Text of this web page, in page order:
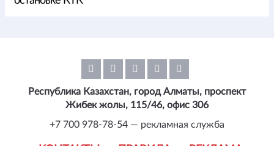
Республика Казахстан, город Алматы, проспект
Жибек жолы, 115/46, офис 306
+7 700 978-78-54 — рекламная служба